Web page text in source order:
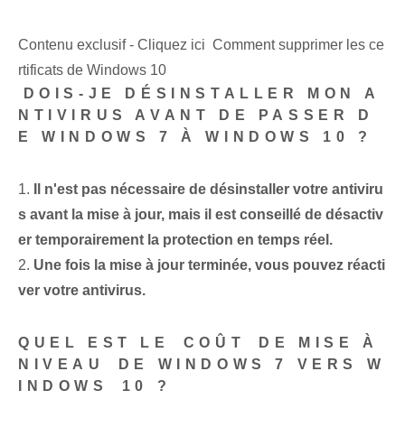
Contenu exclusif - Cliquez ici Comment supprimer les ce
rtificats de Windows 10
⁢DOIS-JE DÉSINSTALLER MON A
NTIVIRUS AVANT DE PASSER D
E WINDOWS 7 À WINDOWS 10 ?
1.
Il n'est pas nécessaire de désinstaller votre antiviru
s avant la mise à jour, mais il est conseillé de désactiv
er temporairement la protection en temps réel.
2. Une fois la mise à jour terminée, vous pouvez réacti
ver votre antivirus.
‍QUEL EST LE ⁤COÛT⁤ DE MISE À
NIVEAU⁤ DE WINDOWS 7‌ VERS W
INDOWS⁢ 10 ?